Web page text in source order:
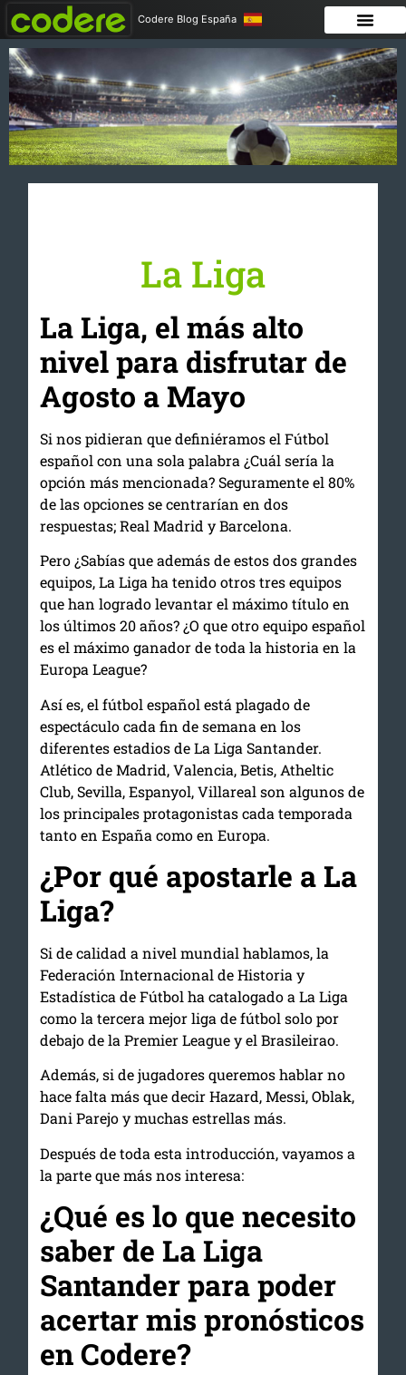
Codere Blog España
La Liga
La Liga, el más alto
nivel para disfrutar de
Agosto a Mayo
Si nos pidieran que definiéramos el Fútbol
español con una sola palabra ¿Cuál sería la
opción más mencionada? Seguramente el 80%
de las opciones se centrarían en dos
respuestas; Real Madrid y Barcelona.
Pero ¿Sabías que además de estos dos grandes
equipos, La Liga ha tenido otros tres equipos
que han logrado levantar el máximo título en
los últimos 20 años? ¿O que otro equipo español
es el máximo ganador de toda la historia en la
Europa League?
Así es, el fútbol español está plagado de
espectáculo cada fin de semana en los
diferentes estadios de La Liga Santander.
Atlético de Madrid, Valencia, Betis, Atheltic
Club, Sevilla, Espanyol, Villareal son algunos de
los principales protagonistas cada temporada
tanto en España como en Europa.
¿Por qué apostarle a La
Liga?
Si de calidad a nivel mundial hablamos, la
Federación Internacional de Historia y
Estadística de Fútbol ha catalogado a La Liga
como la tercera mejor liga de fútbol solo por
debajo de la Premier League y el Brasileirao.
Además, si de jugadores queremos hablar no
hace falta más que decir Hazard, Messi, Oblak,
Dani Parejo y muchas estrellas más.
Después de toda esta introducción, vayamos a
la parte que más nos interesa:
¿Qué es lo que necesito
saber de La Liga
Santander para poder
acertar mis pronósticos
en Codere?